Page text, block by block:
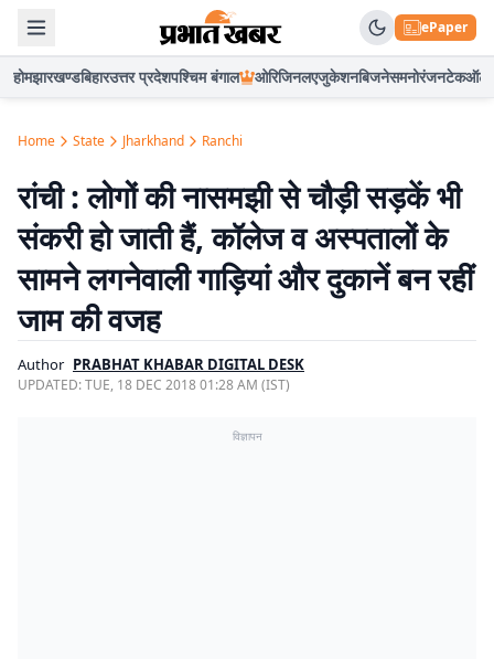
ePaper
होमझारखण्डबिहारउत्तर प्रदेशपश्चिम बंगाल ओरिजिनलएजुकेशनबिजनेसमनोरंजनटेकऑटो
Home State Jharkhand Ranchi
रांची : लोगों की नासमझी से चौड़ी सड़कें भी
संकरी हो जाती हैं, कॉलेज व अस्पतालों के
सामने लगनेवाली गाड़ियां और दुकानें बन रहीं
जाम की वजह
Author PRABHAT KHABAR DIGITAL DESK
UPDATED:TUE, 18 DEC 2018 01:28 AM (IST)
विज्ञापन